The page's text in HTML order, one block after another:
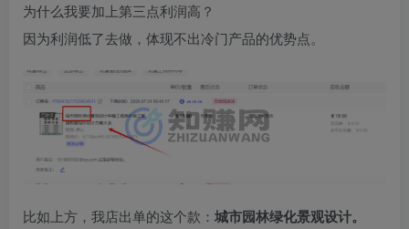
为什么我要加上第三点利润高？​
因为利润低了去做，体现不出冷门产品的优势点。
比如上方，我店出单的这个款： 城市园林绿化景观设计。